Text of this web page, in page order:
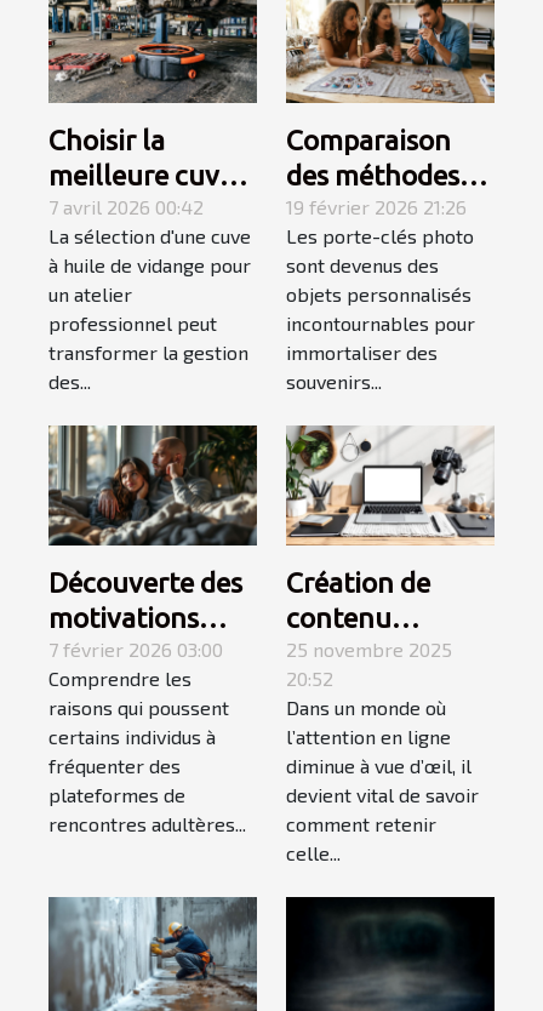
Choisir la
meilleure cuve à
huile de vidange
pour ateliers
professionnels
7 avril 2026 00:42
La sélection d'une cuve
à huile de vidange pour
un atelier
professionnel peut
transformer la gestion
des...
Comparaison
des méthodes
d'impression
pour les porte-
clés photo
19 février 2026 21:26
Les porte-clés photo
sont devenus des
objets personnalisés
incontournables pour
immortaliser des
souvenirs...
Découverte des
motivations
derrière
l'utilisation des
sites de
rencontres
adultères
7 février 2026 03:00
Comprendre les
raisons qui poussent
certains individus à
fréquenter des
plateformes de
rencontres adultères...
Création de
contenu
engageant :
secrets pour
captiver votre
audience
25 novembre 2025
20:52
Dans un monde où
l’attention en ligne
diminue à vue d’œil, il
devient vital de savoir
comment retenir
celle...